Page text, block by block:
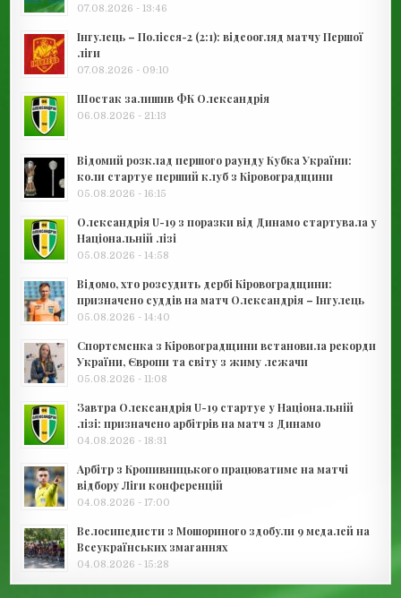
07.08.2026 - 13:46
Інгулець – Полісся-2 (2:1): відеоогляд матчу Першої
ліги
07.08.2026 - 09:10
Шостак залишив ФК Олександрія
06.08.2026 - 21:13
Відомий розклад першого раунду Кубка України:
коли стартує перший клуб з Кіровоградщини
05.08.2026 - 16:15
Олександрія U-19 з поразки від Динамо стартувала у
Національній лізі
05.08.2026 - 14:58
Відомо, хто розсудить дербі Кіровоградщини:
призначено суддів на матч Олександрія – Інгулець
05.08.2026 - 14:40
Спортсменка з Кіровоградщини встановила рекорди
України, Європи та світу з жиму лежачи
05.08.2026 - 11:08
Завтра Олександрія U-19 стартує у Національній
лізі: призначено арбітрів на матч з Динамо
04.08.2026 - 18:31
Арбітр з Кропивницького працюватиме на матчі
відбору Ліги конференцій
04.08.2026 - 17:00
Велосипедисти з Мошориного здобули 9 медалей на
Всеукраїнських змаганнях
04.08.2026 - 15:28